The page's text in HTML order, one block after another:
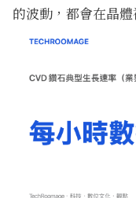
的波動，都會在晶體